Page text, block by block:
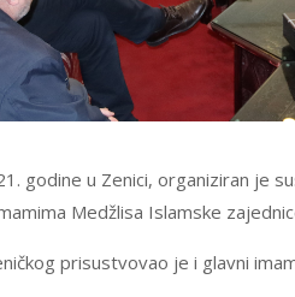
godine u Zenici, organiziran je
Medžlisa Islamske
prisustvovao je i glavni